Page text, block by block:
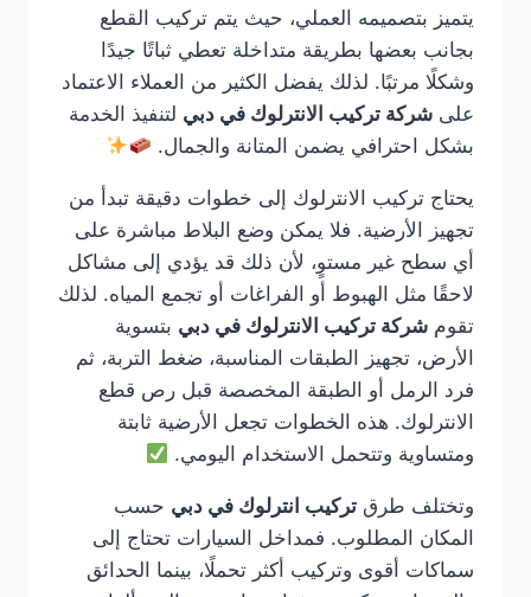
يتميز بتصميمه العملي، حيث يتم تركيب القطع
بجانب بعضها بطريقة متداخلة تعطي ثباتًا جيدًا
وشكلًا مرتبًا. لذلك يفضل الكثير من العملاء الاعتماد
على شركة تركيب الانترلوك في دبي لتنفيذ الخدمة
بشكل احترافي يضمن المتانة والجمال.
يحتاج تركيب الانترلوك إلى خطوات دقيقة تبدأ من
تجهيز الأرضية. فلا يمكن وضع البلاط مباشرة على
أي سطح غير مستوٍ، لأن ذلك قد يؤدي إلى مشاكل
لاحقًا مثل الهبوط أو الفراغات أو تجمع المياه. لذلك
تقوم شركة تركيب الانترلوك في دبي بتسوية
الأرض، تجهيز الطبقات المناسبة، ضغط التربة، ثم
فرد الرمل أو الطبقة المخصصة قبل رص قطع
الانترلوك. هذه الخطوات تجعل الأرضية ثابتة
ومتساوية وتتحمل الاستخدام اليومي.
وتختلف طرق تركيب انترلوك في دبي حسب
المكان المطلوب. فمداخل السيارات تحتاج إلى
سماكات أقوى وتركيب أكثر تحملًا، بينما الحدائق